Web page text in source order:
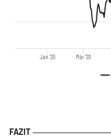
Jan '20 Mär '20